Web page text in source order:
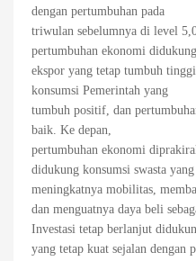
dengan pertumbuhan pada
triwulan sebelumnya di level
pertumbuhan ekonomi
ekspor yang tetap tumbuh
konsumsi Pemerintah yang
tumbuh positif, dan
baik. Ke depan,
pertumbuhan ekonomi
didukung konsumsi swasta
meningkatnya mobilitas,
dan menguatnya daya beli
Investasi tetap berlanjut
yang tetap kuat sejalan dengan